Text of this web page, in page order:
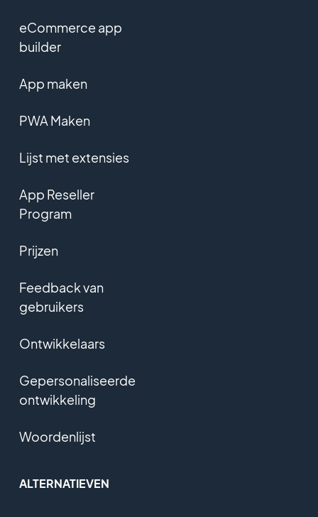
eCommerce app
builder
App maken
PWA Maken
Lijst met extensies
App Reseller
Program
Prijzen
Feedback van
gebruikers
Ontwikkelaars
Gepersonaliseerde
ontwikkeling
Woordenlijst
ALTERNATIEVEN